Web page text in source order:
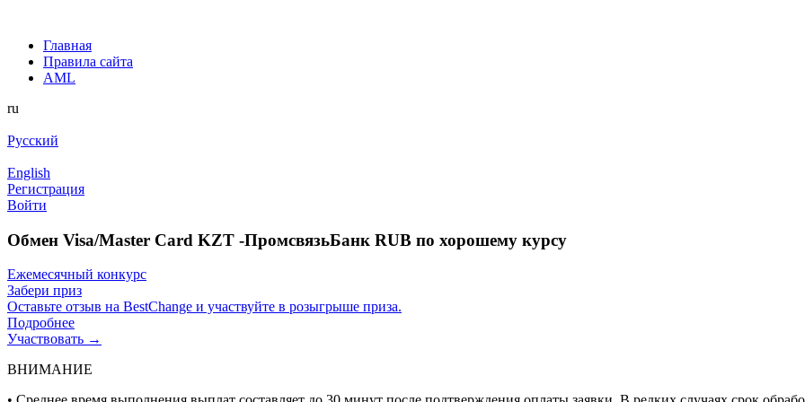
Главная
Правила сайта
AML
ru
Русский
English
Регистрация
Войти
Обмен Visa/Master Card KZT -ПромсвязьБанк RUB по хорошему курсу
Ежемесячный конкурс
Забери приз
Оставьте отзыв на BestChange и участвуйте в розыгрыше приза.
Подробнее
Участвовать →
ВНИМАНИЕ